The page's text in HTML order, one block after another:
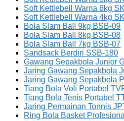
Soft Kettlebell Warna 6kg
Soft Kettlebell Warna 4kg
Bola Slam Ball 9kg BSB-09
Bola Slam Ball 8kg BSB-08
Bola Slam Ball 7kg BSB-07
Sandsack Berdiri SSB-180
Gawang Sepakbola Junior
Jaring Gawang Sepakbola
Jaring Gawang Sepakbola
Tiang Bola Voli Portabel
Tiang Bola Tenis Portabel
Jaring Permainan Tonnis
Ring Bola Basket